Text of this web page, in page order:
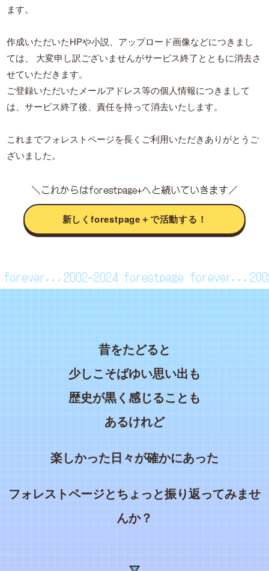
ます。
作成いただいたHPや小説、アップロード画像などにつきまし
ては、
大変申し訳ございませんがサービス終了とともに消去さ
せていただきます。
ご登録いただいたメールアドレス等の個人情報につきまして
は、サービス終了後、責任を持って消去いたします。
これまでフォレストページを長くご利用いただきありがとうご
ざいました。
＼これからはforestpage+へと続いていきます／
新しくforestpage＋で活動する！
forever...2002~2024 forestpage
昔をたどると
少しこそばゆい思い出も
歴史が黒く感じることも
あるけれど
楽しかった日々が確かにあった
フォレストページとちょっと振り返ってみませ
んか？